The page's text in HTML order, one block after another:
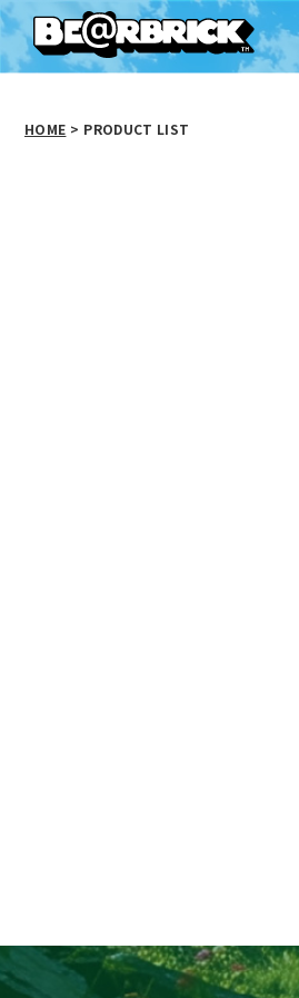
HOME > PRODUCT LIST